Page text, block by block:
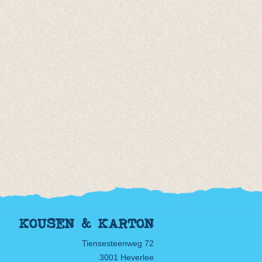
KOUSEN & KARTON
Tiensesteenweg 72
3001 Heverlee